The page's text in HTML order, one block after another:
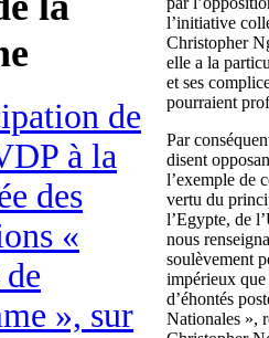
de
à la
des
«
», sur
l’initiative
Christopher
elle a la
et ses
pourraient
Par
disent
l’exemple de
vertu du
l’Egypte, de
nous
soulèvement
impérieux que
d’éhontés
Nationales »,